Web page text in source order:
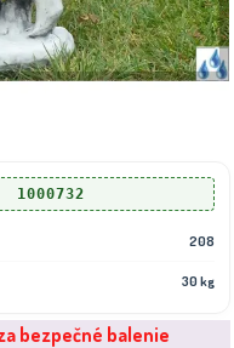
1000732
208
30 kg
bezpečné balenie